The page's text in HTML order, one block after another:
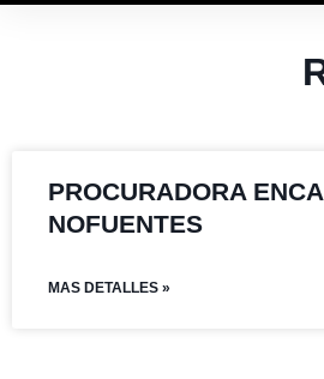
PROCURADORA
NOFUENTES
MAS DETALLES »